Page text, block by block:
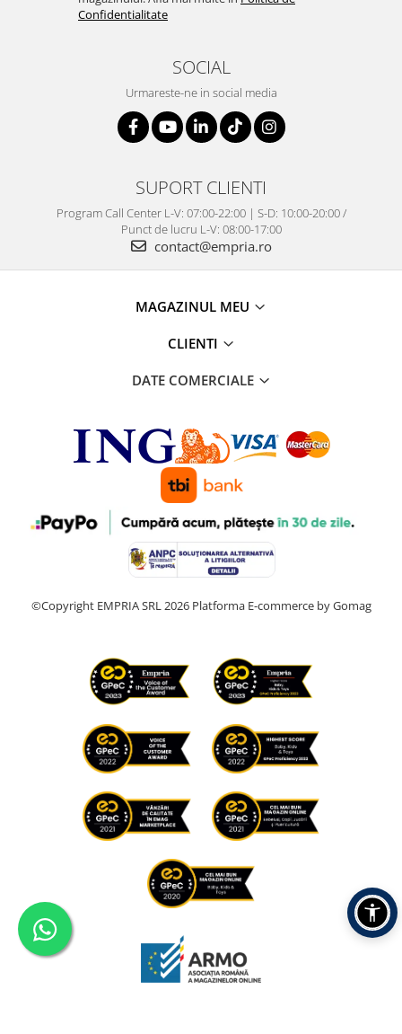
Confidentialitate
SOCIAL
Urmareste-ne in social media
SUPORT CLIENTI
Program Call Center L-V: 07:00-22:00 | S-D: 10:00-20:00 /
Punct de lucru L-V: 08:00-17:00
contact@empria.ro
MAGAZINUL MEU
CLIENTI
DATE COMERCIALE
©Copyright EMPRIA SRL 2026 Platforma E-commerce by Gomag